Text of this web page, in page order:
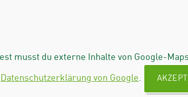
musst du externe Inhalte von Google-
Datenschutzerklärung von Google